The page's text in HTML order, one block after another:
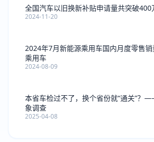
全国汽车以旧换新补贴申请量共突破400
2024-11-20
2024年7月新能源乘用车国内月度零售
乘用车
2024-08-09
本省车检过不了，换个省份就“通关”？
象调查
2025-04-08